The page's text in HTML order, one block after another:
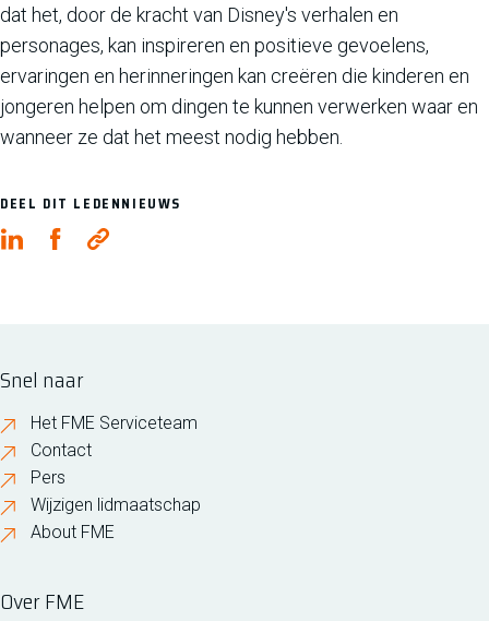
dat het, door de kracht van Disney's verhalen en
personages, kan inspireren en positieve gevoelens,
ervaringen en herinneringen kan creëren die kinderen en
jongeren helpen om dingen te kunnen verwerken waar en
wanneer ze dat het meest nodig hebben.
DEEL DIT LEDENNIEUWS
Snel naar
Het FME Serviceteam
Contact
Pers
Wijzigen lidmaatschap
About FME
Over FME